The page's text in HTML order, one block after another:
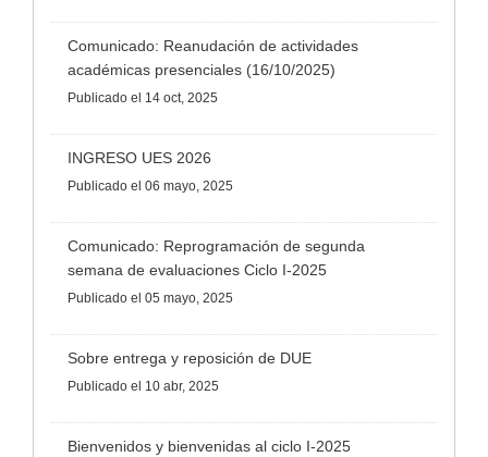
Comunicado: Reanudación de actividades
académicas presenciales (16/10/2025)
Publicado el 14 oct, 2025
INGRESO UES 2026
Publicado el 06 mayo, 2025
Comunicado: Reprogramación de segunda
semana de evaluaciones Ciclo I-2025
Publicado el 05 mayo, 2025
Sobre entrega y reposición de DUE
Publicado el 10 abr, 2025
Bienvenidos y bienvenidas al ciclo I-2025